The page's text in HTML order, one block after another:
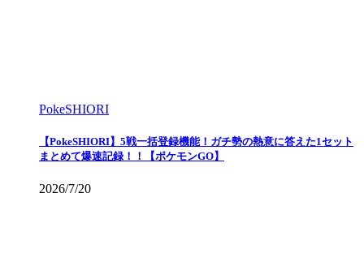
PokeSHIORI
【PokeSHIORI】5戦一括登録機能！ガチ勢の熱意に答えた1セット
まとめて爆速記録！！【ポケモンGO】
2026/7/20